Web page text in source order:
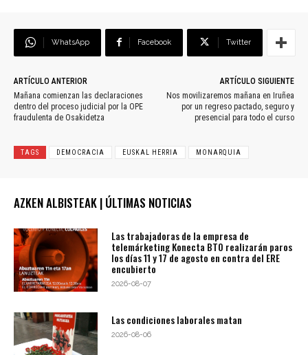
WhatsApp Facebook Twitter
ARTÍCULO ANTERIOR
Mañana comienzan las declaraciones
dentro del proceso judicial por la OPE
fraudulenta de Osakidetza
ARTÍCULO SIGUIENTE
Nos movilizaremos mañana en Iruñea
por un regreso pactado, seguro y
presencial para todo el curso
TAGS DEMOCRACIA EUSKAL HERRIA MONARQUIA
AZKEN ALBISTEAK | ÚLTIMAS NOTICIAS
Las trabajadoras de la empresa de
telemárketing Konecta BTO realizarán paros
los días 11 y 17 de agosto en contra del ERE
encubierto
2026-08-07
Las condiciones laborales matan
2026-08-06